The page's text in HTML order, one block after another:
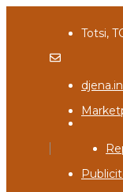
Totsi,